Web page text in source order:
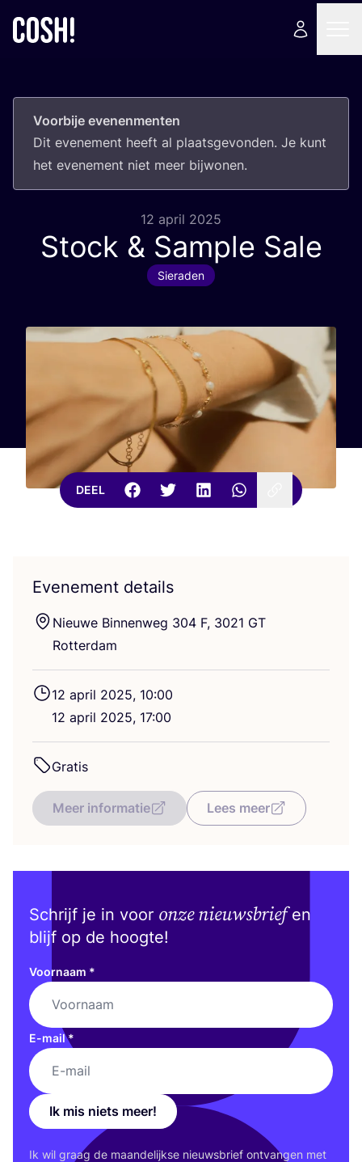
Voorbije evenenmenten
Dit eve­ne­ment heeft al plaats­ge­von­den. Je kunt
het eve­ne­ment niet meer bijwonen.
12 april 2025
Stock &Sample Sale
Sieraden
DEEL
Evenement details
Nieu­we Bin­nen­weg 304 F, 3021 GT
Rotterdam
12 april 2025, 10:00
12 april 2025, 17:00
Gra­tis
Meer informatie Lees meer
Schrijf je in voor onze nieuwsbriefen
blijf op de hoogte!
Voornaam *
E-mail*
Ik mis niets meer!
Ik wil graag de maan­de­lijk­se nieuws­brief ont­van­gen met